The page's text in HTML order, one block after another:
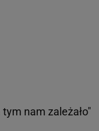
nam zależało"